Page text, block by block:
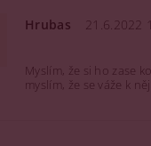
Hrubas 21.6.2022
Myslím, že si ho zase
myslím, že se váže k